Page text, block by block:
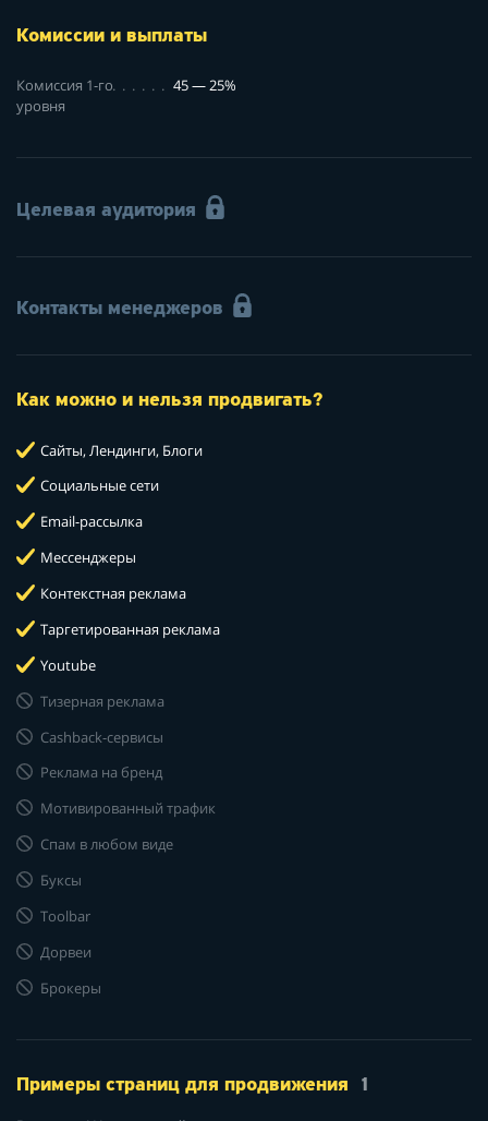
Комиссии и выплаты
Комиссия 1-го
уровня
45 — 25%
Целевая аудитория
Контакты менеджеров
Как можно и нельзя продвигать?
Сайты, Лендинги, Блоги
Социальные сети
Email-рассылка
Мессенджеры
Контекстная реклама
Таргетированная реклама
Youtube
Тизерная реклама
Cashback-сервисы
Реклама на бренд
Мотивированный трафик
Спам в любом виде
Буксы
Toolbar
Дорвеи
Брокеры
Примеры страниц для продвижения 1